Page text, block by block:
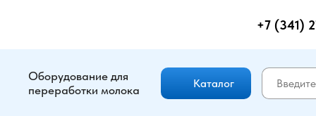
+7 (341)
Оборудование для
переработки молока
Каталог